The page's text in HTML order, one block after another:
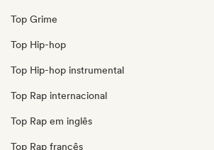
Top Grime
Top Hip-hop
Top Hip-hop instrumental
Top Rap internacional
Top Rap em inglês
Top Rap francês